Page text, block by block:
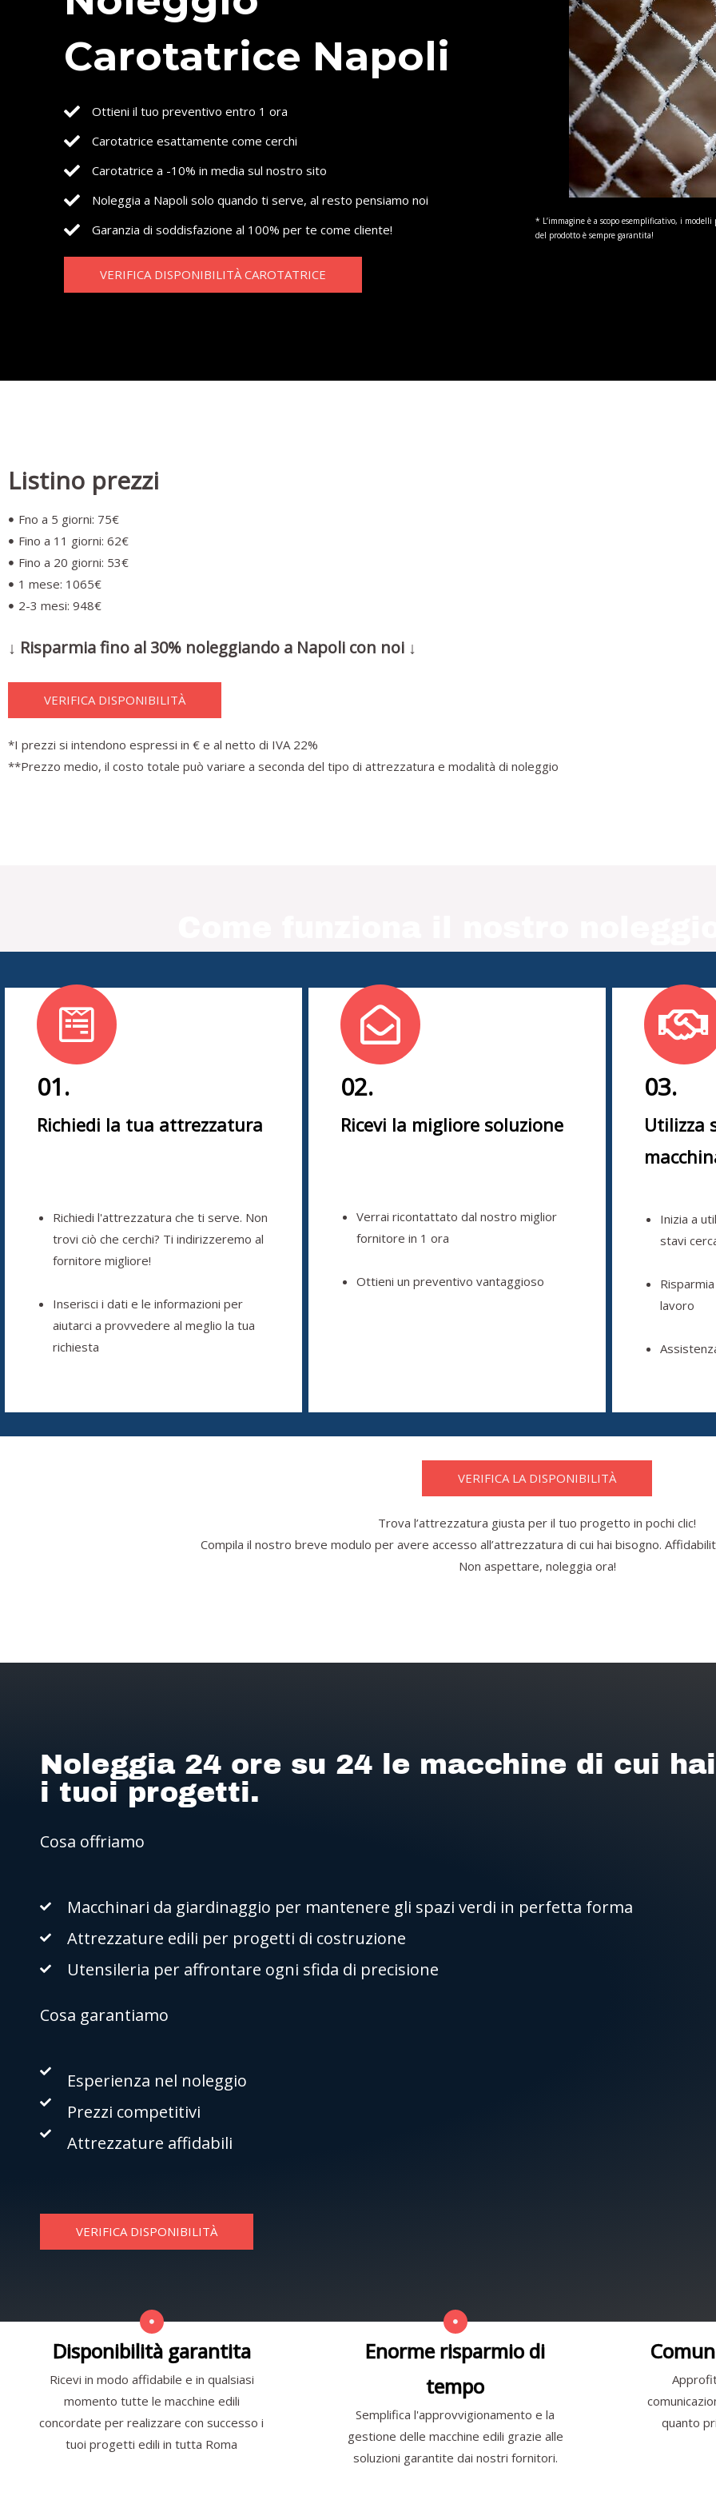
Carotatrice Napoli
Ottieni il tuo preventivo entro 1 ora
Carotatrice esattamente come cerchi
Carotatrice a -10% in media sul nostro sito
Noleggia a Napoli solo quando ti serve, al resto pensiamo noi
Garanzia di soddisfazione al 100% per te come cliente!
VERIFICA DISPONIBILITÀ CAROTATRICE
* L’immagine è a scopo esemplificativo, i
del prodotto è sempre garantita!
Listino prezzi
Fno a 5 giorni: 75€
Fino a 11 giorni: 62€
Fino a 20 giorni: 53€
1 mese: 1065€
2-3 mesi: 948€
↓ Risparmia fino al 30% noleggiando a Napoli con noi ↓
VERIFICA DISPONIBILITÀ
*I prezzi si intendono espressi in € e al netto di IVA 22%
**Prezzo medio, il costo totale può variare a seconda del tipo di attrezzatura e modalità di noleggio
01.
Richiedi la tua attrezzatura
Richiedi l'attrezzatura che ti serve. Non
trovi ciò che cerchi? Ti indirizzeremo al
fornitore migliore!
Inserisci i dati e le informazioni per
aiutarci a provvedere al meglio la tua
richiesta
02.
Ricevi la migliore soluzione
Verrai ricontattato dal nostro miglior
fornitore in 1 ora
Ottieni un preventivo vantaggioso
03.
Utilizza
Inizia a
stavi
lavoro
VERIFICA LA DISPONIBILITÀ
Trova l’attrezzatura giusta per il tuo progetto in pochi clic!
Compila il nostro breve modulo per avere accesso all’attrezzatura di cui hai bisogno.
Non aspettare, noleggia ora!
Noleggia 24 ore su 24 le macchine di cui
i tuoi progetti.
Cosa offriamo
Macchinari da giardinaggio per mantenere gli spazi verdi in perfetta forma
Attrezzature edili per progetti di costruzione
Utensileria per affrontare ogni sfida di precisione
Cosa garantiamo
Esperienza nel noleggio
Prezzi competitivi
Attrezzature affidabili
VERIFICA DISPONIBILITÀ
Disponibilità garantita
Ricevi in modo affidabile e in qualsiasi
momento tutte le macchine edili
concordate per realizzare con successo i
tuoi progetti edili in tutta Roma
Enorme risparmio di
tempo
Semplifica l'approvvigionamento e la
gestione delle macchine edili grazie alle
soluzioni garantite dai nostri fornitori.
quanto